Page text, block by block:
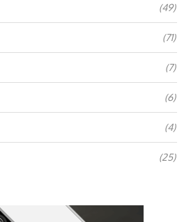
(49)
(71)
(7)
(6)
(4)
(25)